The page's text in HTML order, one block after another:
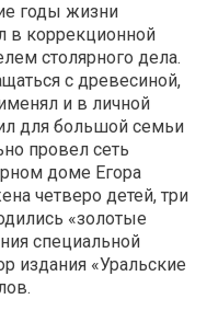
годы жизни
в коррекционной
столярного дела.
с древесиной,
и в личной
для большой семьи
провел сеть
доме Егора
четверо детей, три
«золотые
специальной
издания «Уральские